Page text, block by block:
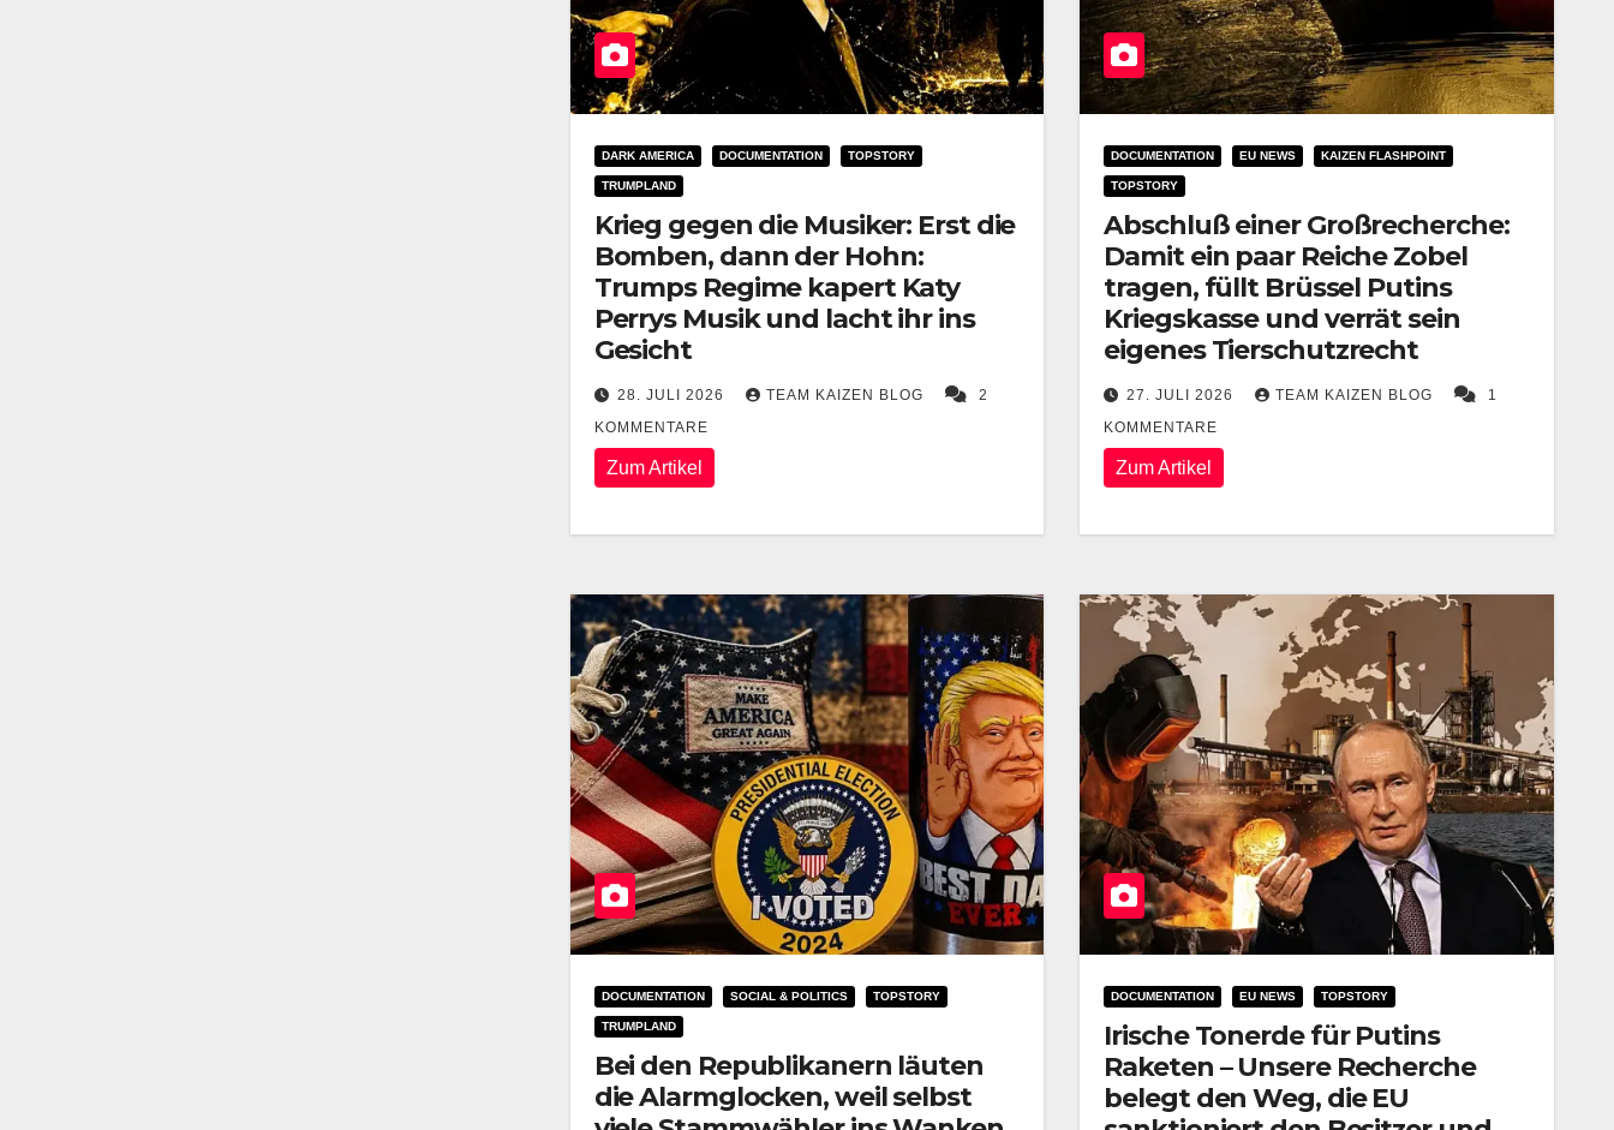
DARK AMERICA DOCUMENTATION TOPSTORY
TRUMPLAND
Krieg gegen die Musiker: Erst die
Bomben, dann der Hohn:
Trumps Regime kapert Katy
Perrys Musik und lacht ihr ins
Gesicht
28. JULI 2026 TEAM KAIZEN BLOG
2
KOMMENTARE
Zum Artikel
DOCUMENTATION EU NEWS KAIZEN FLASHPOINT
TOPSTORY
Abschluß einer Großrecherche:
Damit ein paar Reiche Zobel
tragen, füllt Brüssel Putins
Kriegskasse und verrät sein
eigenes Tierschutzrecht
27. JULI 2026 TEAM KAIZEN BLOG
1
KOMMENTARE
Zum Artikel
DOCUMENTATION SOCIAL & POLITICS TOPSTORY
TRUMPLAND
Bei den Republikanern läuten
die Alarmglocken, weil selbst
DOCUMENTATION EU NEWS TOPSTORY
Irische Tonerde für Putins
Raketen – Unsere Recherche
belegt den Weg, die EU